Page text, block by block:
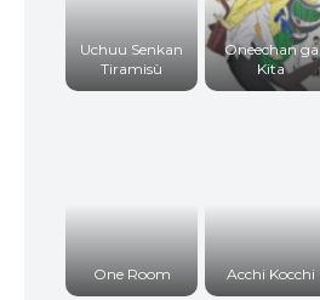
Uchuu Senkan
Tiramisù
Oneechan ga
Kita
One Room Acchi Kocchi